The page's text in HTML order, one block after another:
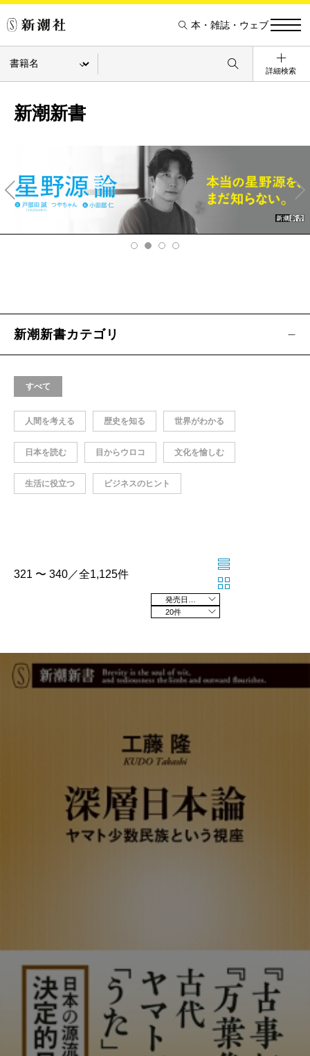
本・雑誌・ウェブ
詳細検索
新潮新書
v
Ne
xt
新潮新書カテゴリ
すべて
人間を考える 歴史を知る 世界がわかる
日本を読む 目からウロコ 文化を愉しむ
生活に役立つ ビジネスのヒント
321 〜 340／全1,125件
20件